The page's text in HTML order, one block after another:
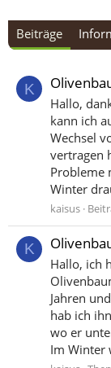
Beiträge
K
Hallo,
kann ich
Wechsel
vertragen
Probleme
Winter
kaisus
K
Hallo, ich
Jahren
hab ich
wo er
Im Winter